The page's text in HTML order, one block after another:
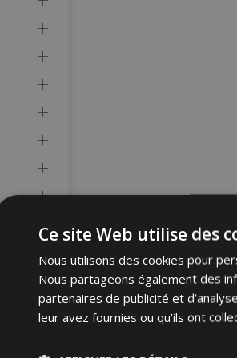
Ce site Web utilise des
Nous utilisons des cookies pour
Nous partageons également des
partenaires de publicité et
leur avez fournies ou qu'ils ont